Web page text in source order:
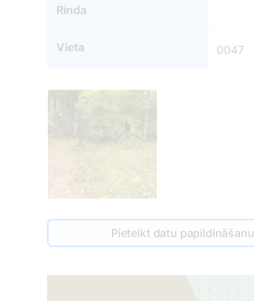
Rinda
Vieta 0047
Pieteikt datu papildināšanu
1